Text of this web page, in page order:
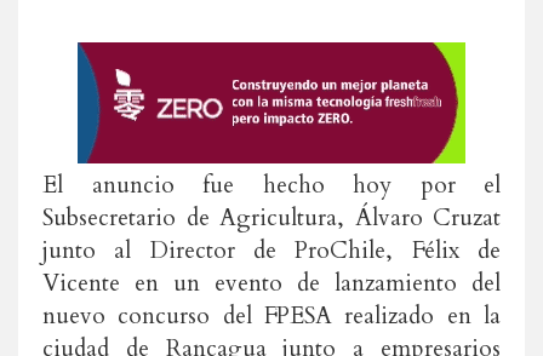
El anuncio fue hecho hoy por el
Subsecretario de Agricultura, Álvaro Cruzat
junto al Director de ProChile, Félix de
Vicente en un evento de lanzamiento del
nuevo concurso del FPESA realizado en la
ciudad de Rancagua junto a empresarios